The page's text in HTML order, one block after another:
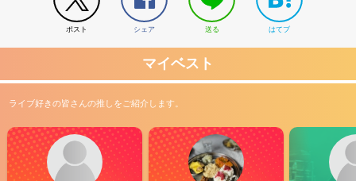
ポスト シェア 送る はてブ
マイベスト
ライブ好きの皆さんの推しをご紹介します。